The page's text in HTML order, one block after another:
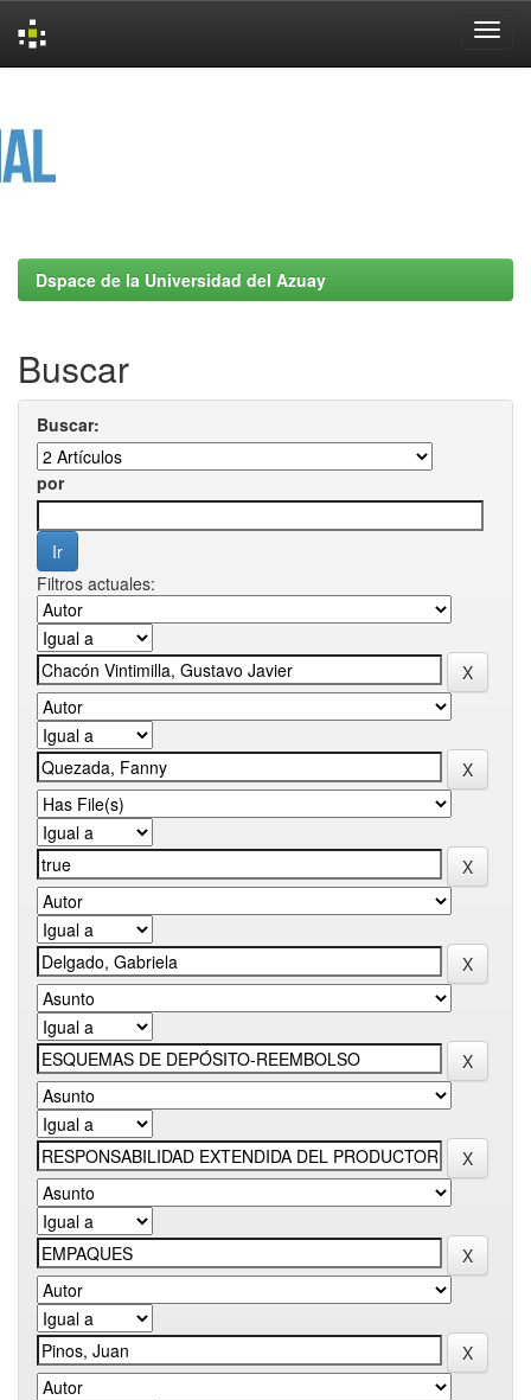
Dspace de la Universidad del Azuay
Buscar
Buscar:
por
Filtros actuales: